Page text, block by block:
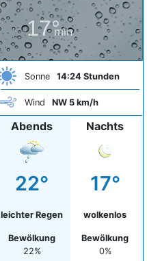
17°
min
Sonne 14:24 Stunden
Wind NW 5 km/h
Abends
22°
leichter Regen
Bewölkung
22%
Nachts
17°
wolkenlos
Bewölkung
0%